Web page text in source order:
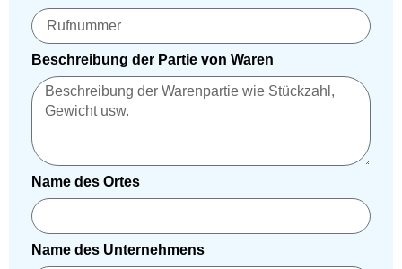
Beschreibung der Partie von Waren
Name des Ortes
Name des Unternehmens